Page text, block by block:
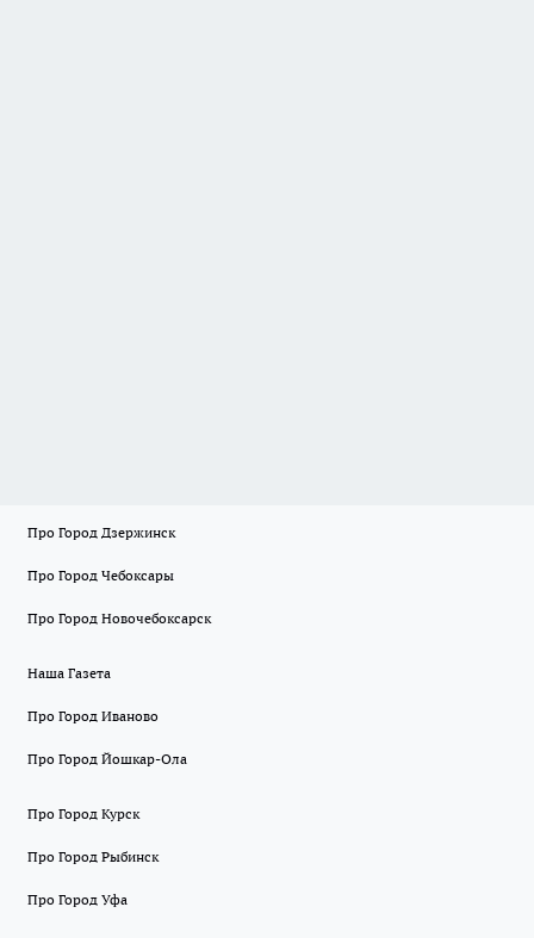
Про Город Дзержинск
Про Город Чебоксары
Про Город Новочебоксарск
Наша Газета
Про Город Иваново
Про Город Йошкар-Ола
Про Город Курск
Про Город Рыбинск
Про Город Уфа